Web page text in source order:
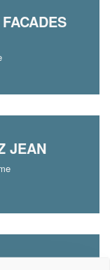
JEAN